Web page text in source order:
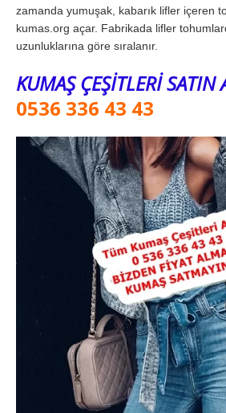
zamanda yumuşak, kabarık lifler içeren
kumas.org açar. Fabrikada lifler
uzunluklarına göre sıralanır.
KUMAŞ ÇEŞİTLERİ SATIN
0536 336 43 43